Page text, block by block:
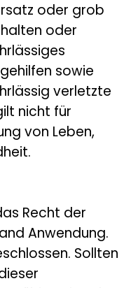
oder grob
oder
sowie
verletzte
nicht für
von Leben,
Recht der
Anwendung.
Sollten